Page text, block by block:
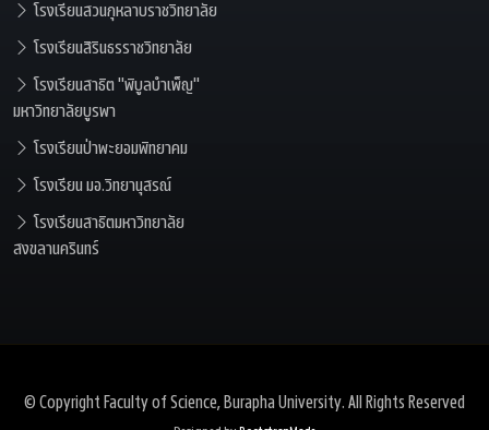
โรงเรียนสวนกุหลาบราชวิทยาลัย
โรงเรียนสิรินธรราชวิทยาลัย
โรงเรียนสาธิต "พิบูลบำเพ็ญ"
มหาวิทยาลัยบูรพา
โรงเรียนป่าพะยอมพิทยาคม
โรงเรียน มอ.วิทยานุสรณ์
โรงเรียนสาธิตมหาวิทยาลัย
สงขลานครินทร์
© CopyrightFaculty of Science, Burapha University. All Rights Reserved